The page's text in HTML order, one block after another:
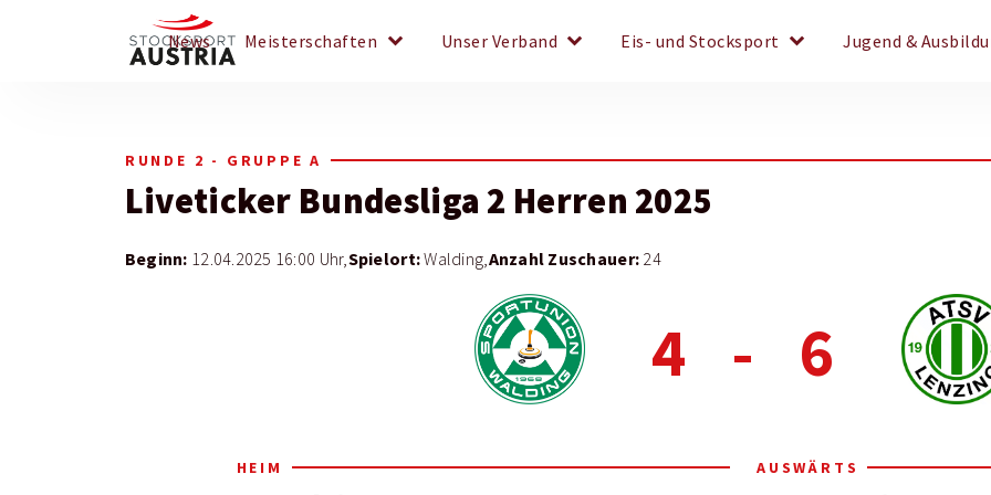
News Meisterschaften keyboard_arrow_down Unser Verband keyboard_arrow_down Eis- und Stocksport keyboard_arrow_down Jugend &
RUNDE 2 - GRUPPE A
Liveticker Bundesliga 2 Herren 2025
Beginn: 12.04.2025 16:00 Uhr,Spielort:Walding,Anzahl Zuschauer: 24
4 - 6
HEIM AUSWÄRTS